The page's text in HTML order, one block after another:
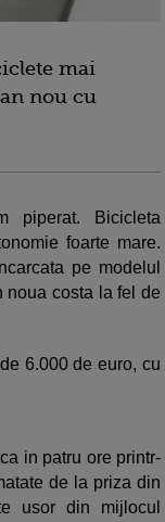
mai
nou cu
piperat. Bicicleta
foarte mare.
pe modelul
noua costa la fel de
6.000 de euro, cu
in patru ore printr-
de la priza din
usor din mijlocul